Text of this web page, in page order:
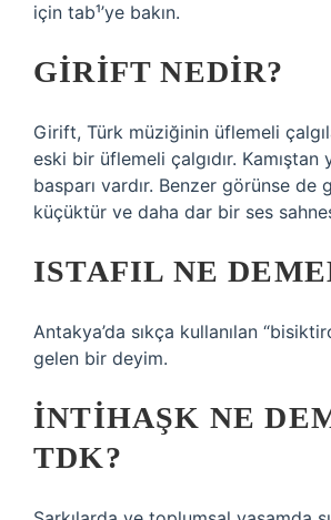
için tab¹’ye bakın.
GIRIFT NEDIR?
Girift, Türk müziğinin üflemeli
eski bir üflemeli çalgıdır. Kamıştan
basparı vardır. Benzer görünse de
küçüktür ve daha dar bir ses
ISTAFIL NE
Antakya’da sıkça kullanılan
gelen bir deyim.
İNTIHAŞK NE
TDK?